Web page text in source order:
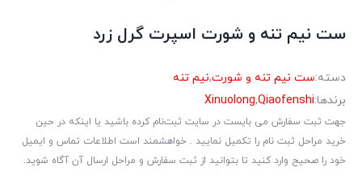
ست نیم تنه و شورت اسپرت گرل زرد
دسته:ست نیم تنه و شورت,نیم تنه
برندها:Qiaofenshi
,
Xinuolong
جهت ثبت سفارش می بایست در سایت ثبت‌نام کرده باشید یا اینکه در حین
خرید مراحل ثبت نام را تکمیل نمایید . خواهشمند است اطلاعات تماس و ایمیل
خود را صحیح وارد کنید تا بتوانید از ثبت سفارش و مراحل ارسال آن آگاه شوید.